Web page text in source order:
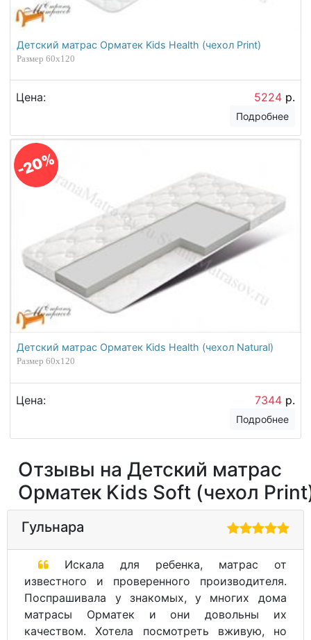
Детский матрас Орматек Kids Health (чехол Print)
Размер 60х120
Цена: 5224 р.
Подробнее
-20%
Детский матрас Орматек Kids Health (чехол Natural)
Размер 60х120
Цена: 7344 р.
Подробнее
Отзывы на Детский матрас
Орматек Kids Soft (чехол
Гульнара
Искала для ребенка, матрас от
известного и проверенного производителя.
Поспрашивала у знакомых, у многих дома
матрасы Орматек и они довольны их
качеством. Хотела посмотреть вживую, но